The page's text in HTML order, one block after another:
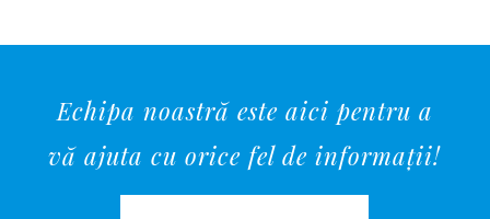
Echipa noastră este aici pentru a
vă ajuta cu orice fel de informații!